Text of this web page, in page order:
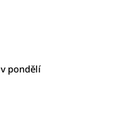
v pondělí